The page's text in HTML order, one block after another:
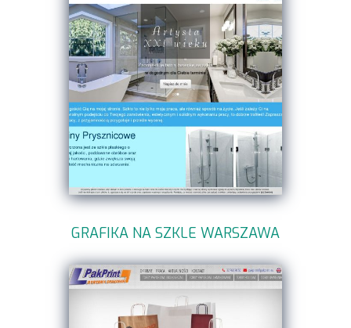
GRAFIKA NA SZKLE WARSZAWA